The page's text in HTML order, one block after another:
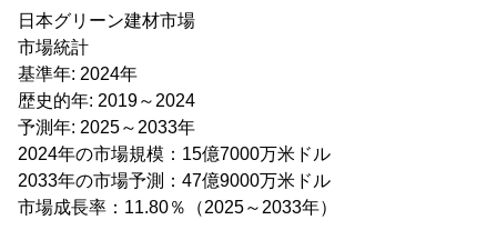
日本グリーン建材市場
市場統計
基準年: 2024年
歴史的年: 2019～2024
予測年: 2025～2033年
2024年の市場規模：15億7000万米ドル
2033年の市場予測：47億9000万米ドル
市場成長率：11.80％（2025～2033年）